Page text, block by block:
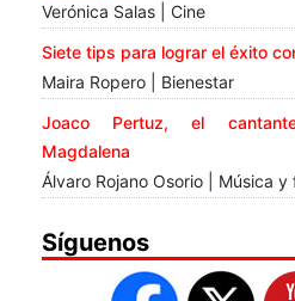
Verónica Salas | Cine
Siete tips para lograr el éxito
Maira Ropero | Bienestar
Joaco Pertuz, el
Magdalena
Álvaro Rojano Osorio | Música y
Síguenos